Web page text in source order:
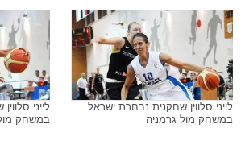
לייני סלווין שחקנית נבחרת ישראל
במשחק מול גרמניה
לייני
במשחק